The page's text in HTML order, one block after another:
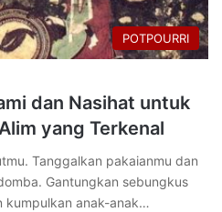
POTPOURRI
dan Nasihat untuk
yang Terkenal
Tanggalkan pakaianmu dan
Gantungkan sebungkus
kumpulkan anak-anak…